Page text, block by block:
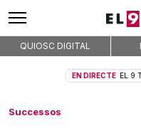
QUIOSC DIGITAL
EN DIRECTE EL 9
Successos